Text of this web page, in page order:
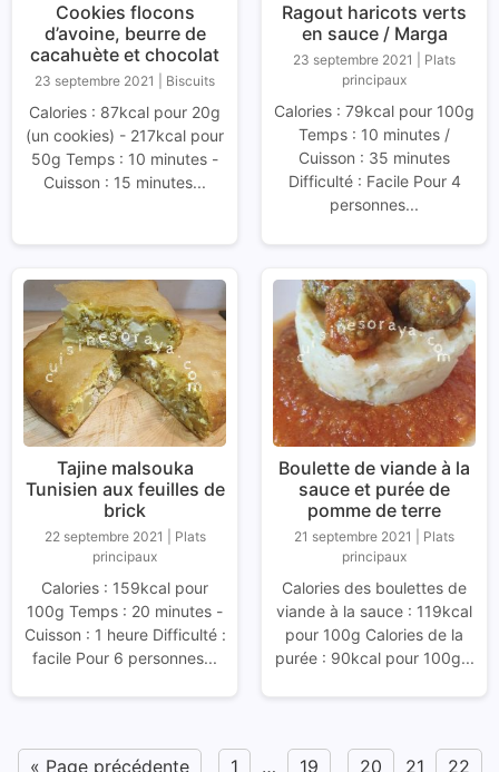
Cookies flocons
d’avoine, beurre de
cacahuète et chocolat
23 septembre 2021 Biscuits
Calories : 87kcal pour 20g
(un cookies) - 217kcal pour
50g Temps : 10 minutes -
Cuisson : 15 minutes...
Ragout haricots verts
en sauce / Marga
23 septembre 2021
Plats
principaux
Calories : 79kcal pour 100g
Temps : 10 minutes /
Cuisson : 35 minutes
Difficulté : Facile Pour 4
personnes...
Tajine malsouka
Tunisien aux feuilles de
brick
22 septembre 2021
Plats
principaux
Calories : 159kcal pour
100g Temps : 20 minutes -
Cuisson : 1 heure Difficulté :
facile Pour 6 personnes...
Boulette de viande à la
sauce et purée de
pomme de terre
21 septembre 2021
Plats
principaux
Calories des boulettes de
viande à la sauce : 119kcal
pour 100g Calories de la
purée : 90kcal pour 100g...
« Page précédente 1 … 19 20 21 22